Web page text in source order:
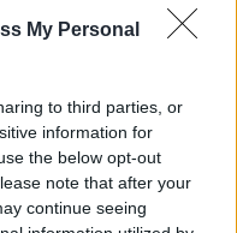
My Personal
to third parties, or
information for
the below opt-out
note that after your
continue seeing
από παρακείμενο
φυσίγγια και
αναζητούνται.
Δίωξης και